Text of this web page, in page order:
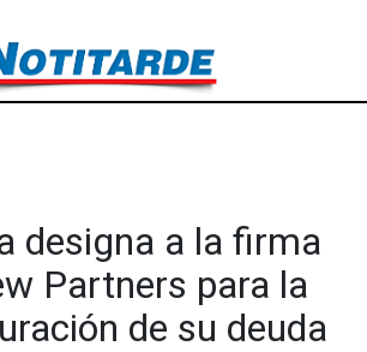
designa a la firma
Partners para la
de su deuda